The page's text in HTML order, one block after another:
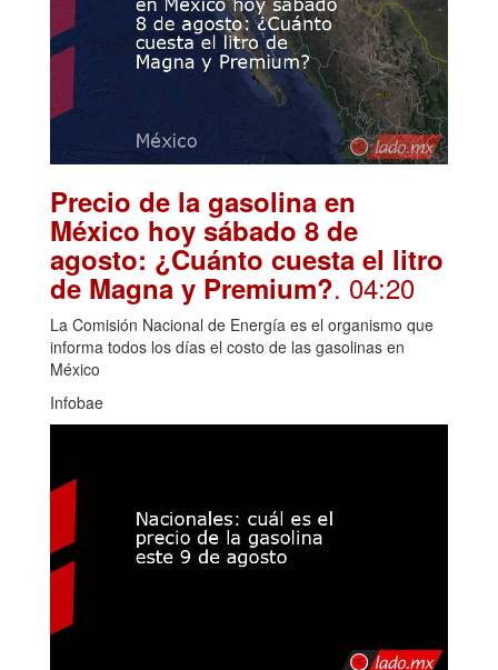
Precio de la gasolina en
México hoy sábado 8 de
agosto: ¿Cuánto cuesta el litro
de Magna y Premium?. 04:20
La Comisión Nacional de Energía es el organismo que
informa todos los días el costo de las gasolinas en
México
Infobae